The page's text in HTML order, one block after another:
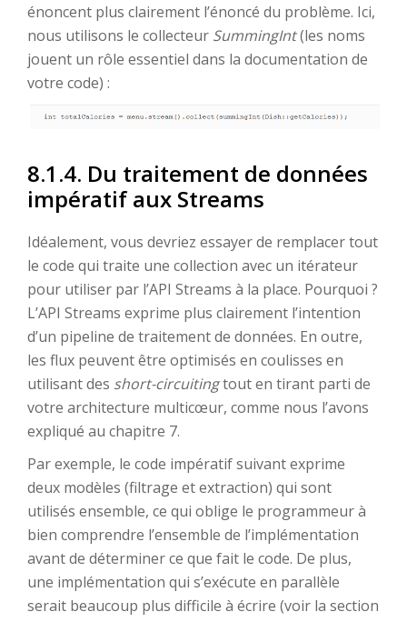
énoncent plus clairement l’énoncé du problème. Ici,
nous utilisons le collecteur SummingInt(les noms
jouent un rôle essentiel dans la documentation de
votre code) :
8.1.4. Du traitement de données
impératif aux Streams
Idéalement, vous devriez essayer de remplacer tout
le code qui traite une collection avec un itérateur
pour utiliser par l’API Streams à la place. Pourquoi ?
L’API Streams exprime plus clairement l’intention
d’un pipeline de traitement de données. En outre,
les flux peuvent être optimisés en coulisses en
utilisant des short-circuitingtout en tirant parti de
votre architecture multicœur, comme nous l’avons
expliqué au chapitre 7.
Par exemple, le code impératif suivant exprime
deux modèles (filtrage et extraction) qui sont
utilisés ensemble, ce qui oblige le programmeur à
bien comprendre l’ensemble de l’implémentation
avant de déterminer ce que fait le code. De plus,
une implémentation qui s’exécute en parallèle
serait beaucoup plus difficile à écrire (voir la section